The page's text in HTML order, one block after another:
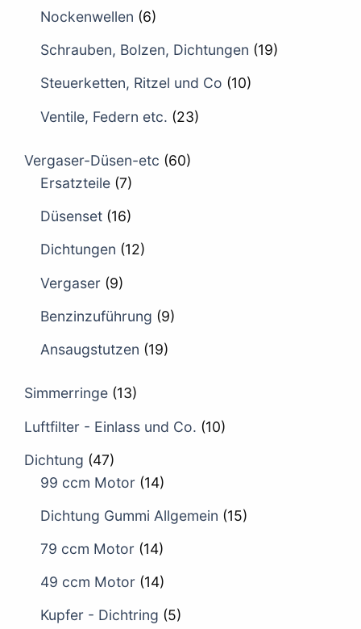
Nockenwellen (6)
Schrauben, Bolzen, Dichtungen (19)
Steuerketten, Ritzel und Co (10)
Ventile, Federn etc. (23)
Vergaser-Düsen-etc (60)
Ersatzteile (7)
Düsenset (16)
Dichtungen (12)
Vergaser (9)
Benzinzuführung (9)
Ansaugstutzen (19)
Simmerringe (13)
Luftfilter - Einlass und Co. (10)
Dichtung (47)
99 ccm Motor (14)
Dichtung Gummi Allgemein (15)
79 ccm Motor (14)
49 ccm Motor (14)
Kupfer - Dichtring (5)